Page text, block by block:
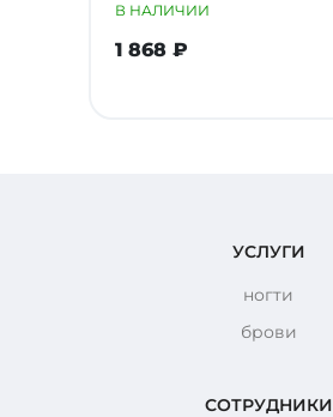
В НАЛИЧИИ
1 868 ₽
УСЛУГИ
ногти
брови
СОТРУДНИКИ